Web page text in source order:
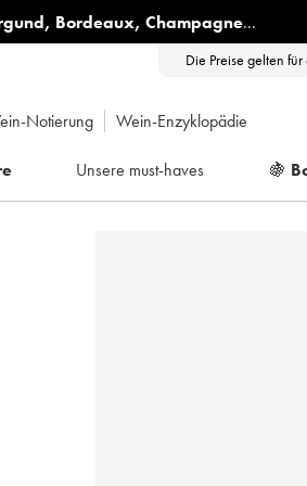
, Bordeaux, Champagne...
Die Preise gelten
Notierung Wein-Enzyklopädie
Unsere must-haves 🍇